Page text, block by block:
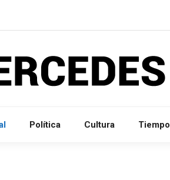
Política Cultura Tiempo